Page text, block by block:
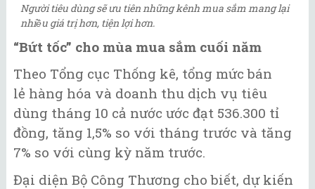
Người tiêu dùng sẽ ưu tiên những kênh mua sắm mang lại
nhiều giá trị hơn, tiện lợi hơn.
“Bứt tốc” cho mùa mua sắm cuối năm
Theo Tổng cục Thống kê, tổng mức bán
lẻ hàng hóa và doanh thu dịch vụ tiêu
dùng tháng 10 cả nước ước đạt 536.300 tỉ
đồng, tăng 1,5% so với tháng trước và tăng
7% so với cùng kỳ năm trước.
Đại diện Bộ Công Thương cho biết, dự kiến